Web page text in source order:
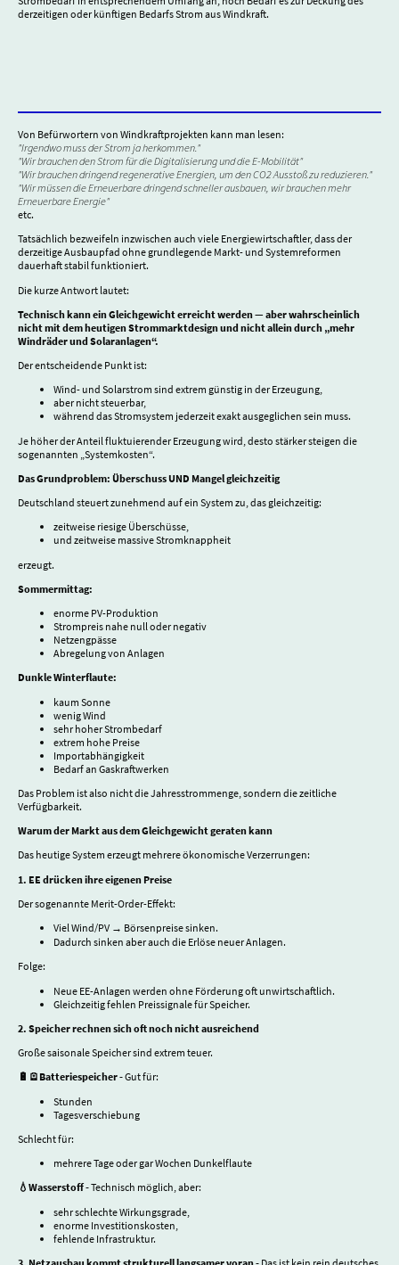
derzeitigen oder künftigen Bedarfs Strom aus Windkraft.
Von Befürwortern von Windkraftprojekten kann man lesen:
"Irgendwo muss der Strom ja herkommen."
"Wir brauchen den Strom für die Digitalisierung und die E-Mobilität"
"Wir brauchen dringend regenerative Energien, um den CO2 Ausstoß zu reduzieren."
"Wir müssen die Erneuerbare dringend schneller ausbauen, wir brauchen mehr
Erneuerbare Energie"
etc.
Tatsächlich bezweifeln inzwischen auch viele Energiewirtschaftler, dass der
derzeitige Ausbaupfad ohne grundlegende Markt- und Systemreformen
dauerhaft stabil funktioniert.
Die kurze Antwort lautet:
Technisch kann ein Gleichgewicht erreicht werden — aber wahrscheinlich
nicht mit dem heutigen Strommarktdesign und nicht allein durch „mehr
Windräder und Solaranlagen“.
Der entscheidende Punkt ist:
Wind- und Solarstrom sind extrem günstig in der Erzeugung,
aber nicht steuerbar,
während das Stromsystem jederzeit exakt ausgeglichen sein muss.
Je höher der Anteil fluktuierender Erzeugung wird, desto stärker steigen die
sogenannten „Systemkosten“.
Das Grundproblem: Überschuss UND Mangel gleichzeitig
Deutschland steuert zunehmend auf ein System zu, das gleichzeitig:
zeitweise riesige Überschüsse,
und zeitweise massive Stromknappheit
erzeugt.
Sommermittag:
enorme PV-Produktion
Strompreis nahe null oder negativ
Netzengpässe
Abregelung von Anlagen
Dunkle Winterflaute:
kaum Sonne
wenig Wind
sehr hoher Strombedarf
extrem hohe Preise
Importabhängigkeit
Bedarf an Gaskraftwerken
Das Problem ist also nicht die Jahresstrommenge, sondern die zeitliche
Verfügbarkeit.
Warum der Markt aus dem Gleichgewicht geraten kann
Das heutige System erzeugt mehrere ökonomische Verzerrungen:
1. EE drücken ihre eigenen Preise
Der sogenannte Merit-Order-Effekt:
Viel Wind/PV → Börsenpreise sinken.
Dadurch sinken aber auch die Erlöse neuer Anlagen.
Folge:
Neue EE-Anlagen werden ohne Förderung oft unwirtschaftlich.
Gleichzeitig fehlen Preissignale für Speicher.
2. Speicher rechnen sich oft noch nicht ausreichend
Große saisonale Speicher sind extrem teuer.
🔋🪫Batteriespeicher -Gut für:
Stunden
Tagesverschiebung
Schlecht für:
mehrere Tage oder gar Wochen Dunkelflaute
💧Wasserstoff -Technisch möglich, aber:
sehr schlechte Wirkungsgrade,
enorme Investitionskosten,
fehlende Infrastruktur.